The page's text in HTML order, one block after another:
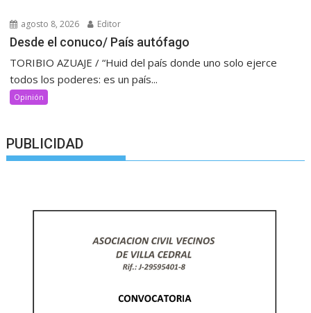
agosto 8, 2026 Editor
Desde el conuco/ País autófago
TORIBIO AZUAJE / “Huid del país donde uno solo ejerce
todos los poderes: es un país...
Opinión
PUBLICIDAD